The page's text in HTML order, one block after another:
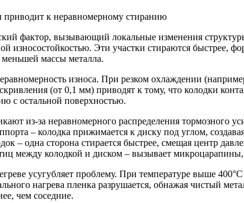
фактор, вызывающий локальные изменения
износостойкостью. Эти участки стираются быстрее,
меньшей массы металла.
износа. При резком охлаждении
(от 0,1 мм) приводят к тому, что колодки
с остальной поверхностью.
из-за неравномерного распределения тормозного
– колодка прижимается к диску под углом,
– одна сторона стирается быстрее, смещая центр
между колодкой и диском – вызывает микроцарапины,
усугубляет проблему. При температуре выше
нагрева пленка разрушается, обнажая чистый
чем соседние.